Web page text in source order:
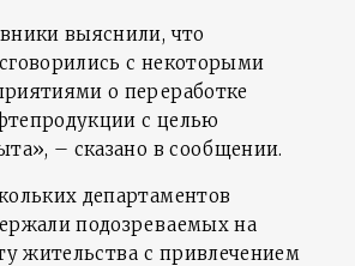
выяснили, что
с некоторыми
о переработке
с целью
– сказано в сообщении.
департаментов
подозреваемых на
жительства с привлечением